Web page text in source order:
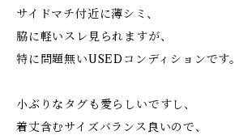
サイドマチ付近に薄シミ、
脇に軽いスレ見られますが、
特に問題無いUSEDコンディションです。
小ぶりなタグも愛らしいですし、
着丈含むサイズバランス良いので、